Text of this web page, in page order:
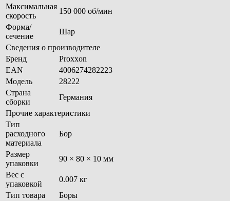
Максимальная
скорость
150 000 об/мин
Форма/
сечение
Шар
Сведения о производителе
Бренд
Proxxon
EAN
4006274282223
Модель
28222
Страна
сборки
Германия
Прочие характеристики
Тип
расходного
материала
Бор
Размер
упаковки
90 × 80 × 10 мм
Вес с
упаковкой
0.007 кг
Тип товара
Боры